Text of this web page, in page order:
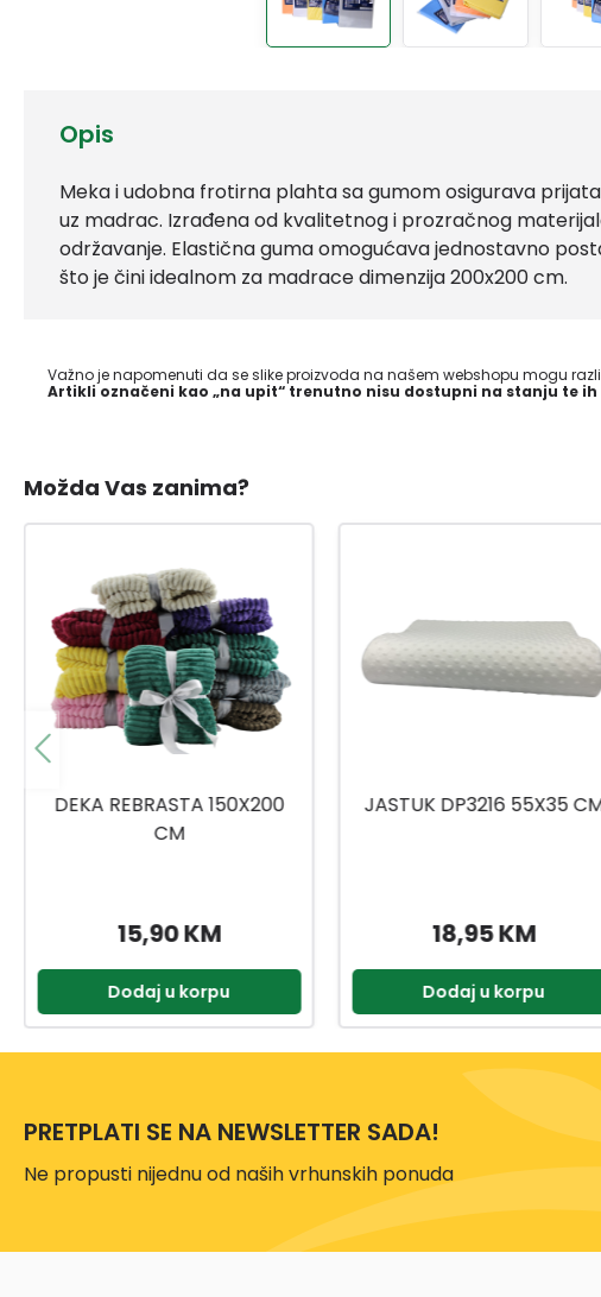
Opis
Meka i udobna frotirna plahta sa gumom osigurava
uz madrac. Izrađena od kvalitetnog i prozračnog
održavanje. Elastična guma omogućava jednostavno
što je čini idealnom za madrace dimenzija 200x200 cm.
Važno je napomenuti da se slike proizvoda na našem webshopu mogu
Artikli označeni kao „na upit“ trenutno nisu dostupni na stanju te
Možda Vas zanima?
JASTUK DP3216 55X35 CM
18,95 KM
Dodaj u korpu
DEKA TAČKICE 180X200
22,90 KM
Dodaj u korpu
PRETPLATI SE NA NEWSLETTER SADA!
Ne propusti nijednu od naših vrhunskih ponuda